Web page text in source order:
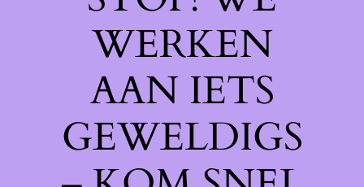
WERKEN
AAN IETS
GEWELDIGS